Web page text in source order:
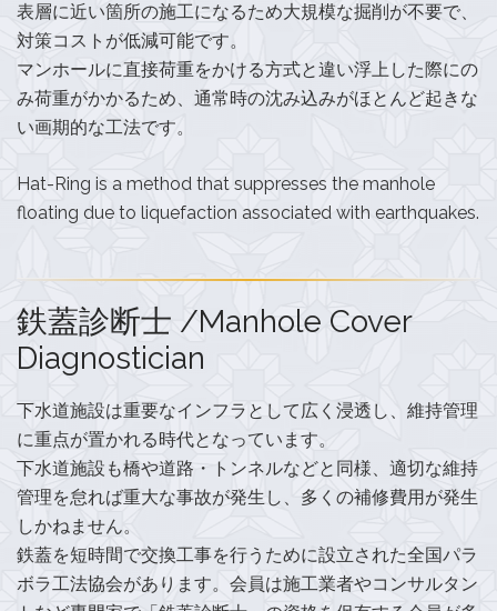
表層に近い箇所の施工になるため大規模な掘削が不要で、
対策コストが低減可能です。
マンホールに直接荷重をかける方式と違い浮上した際にの
み荷重がかかるため、通常時の沈み込みがほとんど起きな
い画期的な工法です。
Hat-Ring is a method that suppresses the manhole
floating due to liquefaction associated with earthquakes.
鉄蓋診断士 /Manhole Cover
Diagnostician
下水道施設は重要なインフラとして広く浸透し、維持管理
に重点が置かれる時代となっています。
下水道施設も橋や道路・トンネルなどと同様、適切な維持
管理を怠れば重大な事故が発生し、多くの補修費用が発生
しかねません。
鉄蓋を短時間で交換工事を行うために設立された全国パラ
ボラ工法協会があります。会員は施工業者やコンサルタン